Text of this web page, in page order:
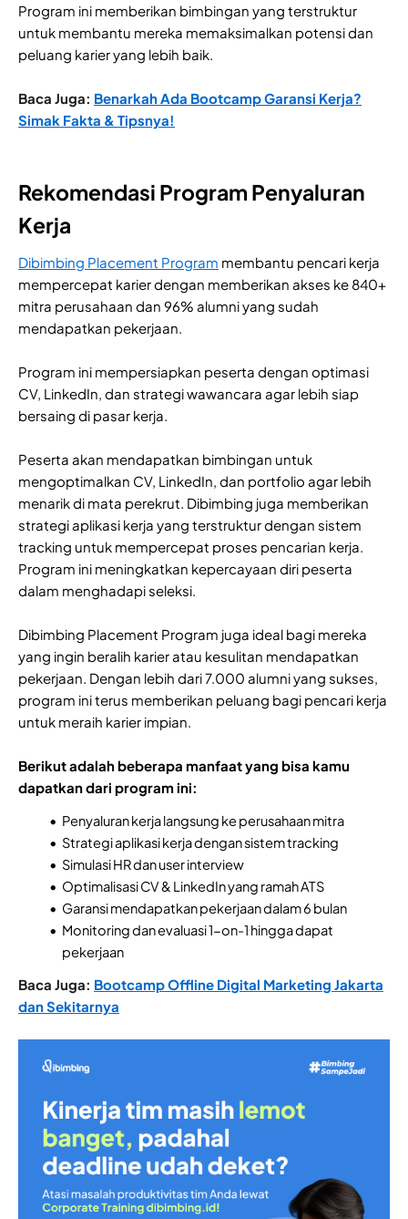
Program ini memberikan bimbingan yang terstruktur
untuk membantu mereka memaksimalkan potensi dan
peluang karier yang lebih baik.
Baca Juga: Benarkah Ada Bootcamp Garansi Kerja?
Simak Fakta & Tipsnya!
Rekomendasi Program Penyaluran
Kerja
Dibimbing Placement Program membantu pencari kerja
mempercepat karier dengan memberikan akses ke 840+
mitra perusahaan dan 96% alumni yang sudah
mendapatkan pekerjaan.
Program ini mempersiapkan peserta dengan optimasi
CV, LinkedIn, dan strategi wawancara agar lebih siap
bersaing di pasar kerja.
Peserta akan mendapatkan bimbingan untuk
mengoptimalkan CV, LinkedIn, dan portfolio agar lebih
menarik di mata perekrut. Dibimbing juga memberikan
strategi aplikasi kerja yang terstruktur dengan sistem
tracking untuk mempercepat proses pencarian kerja.
Program ini meningkatkan kepercayaan diri peserta
dalam menghadapi seleksi.
Dibimbing Placement Program juga ideal bagi mereka
yang ingin beralih karier atau kesulitan mendapatkan
pekerjaan. Dengan lebih dari 7.000 alumni yang sukses,
program ini terus memberikan peluang bagi pencari kerja
untuk meraih karier impian.
Berikut adalah beberapa manfaat yang bisa kamu
dapatkan dari program ini:
Penyaluran kerja langsung ke perusahaan mitra
Strategi aplikasi kerja dengan sistem tracking
Simulasi HR dan user interview
Optimalisasi CV & LinkedIn yang ramah ATS
Garansi mendapatkan pekerjaan dalam 6 bulan
Monitoring dan evaluasi 1-on-1 hingga dapat
pekerjaan
Baca Juga: Bootcamp Offline Digital Marketing Jakarta
dan Sekitarnya